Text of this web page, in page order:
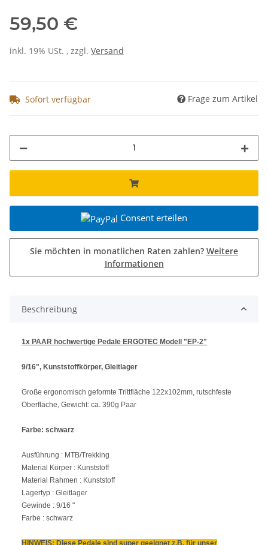
59,50 €
inkl. 19% USt. , zzgl. Versand
Sofort verfügbar Frage zum Artikel
Consent erteilen
Sie möchten in monatlichen Raten zahlen? Weitere
Informationen
Beschreibung
1x PAAR hochwertige Pedale ERGOTEC Modell "EP-2"
9/16", Kunststoffkörper, Gleitlager
Große ergonomisch geformte Trittfläche 122x102mm, rutschfeste
Oberfläche, Gewicht: ca. 390g Paar
Farbe: schwarz
Ausführung : MTB/Trekking
Material Körper : Kunststoff
Material Rahmen : Kunststoff
Lagertyp : Gleitlager
Gewinde : 9/16 "
Farbe : schwarz
HINWEIS: Diese Pedale sind super geeignet z.B. für unser